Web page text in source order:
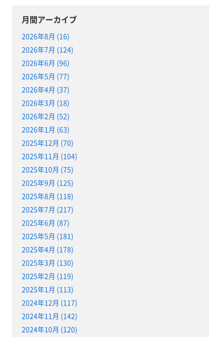
月間アーカイブ
2026年8月 (16)
2026年7月 (124)
2026年6月 (96)
2026年5月 (77)
2026年4月 (37)
2026年3月 (18)
2026年2月 (52)
2026年1月 (63)
2025年12月 (70)
2025年11月 (104)
2025年10月 (75)
2025年9月 (125)
2025年8月 (118)
2025年7月 (217)
2025年6月 (87)
2025年5月 (181)
2025年4月 (178)
2025年3月 (130)
2025年2月 (119)
2025年1月 (113)
2024年12月 (117)
2024年11月 (142)
2024年10月 (120)